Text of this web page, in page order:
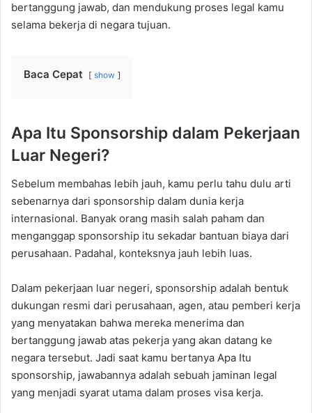
bertanggung jawab, dan mendukung proses legal kamu
selama bekerja di negara tujuan.
Baca Cepat show
Apa Itu Sponsorship dalam Pekerjaan
Luar Negeri?
Sebelum membahas lebih jauh, kamu perlu tahu dulu arti
sebenarnya dari sponsorship dalam dunia kerja
internasional. Banyak orang masih salah paham dan
menganggap sponsorship itu sekadar bantuan biaya dari
perusahaan. Padahal, konteksnya jauh lebih luas.
Dalam pekerjaan luar negeri, sponsorship adalah bentuk
dukungan resmi dari perusahaan, agen, atau pemberi kerja
yang menyatakan bahwa mereka menerima dan
bertanggung jawab atas pekerja yang akan datang ke
negara tersebut. Jadi saat kamu bertanya Apa Itu
sponsorship, jawabannya adalah sebuah jaminan legal
yang menjadi syarat utama dalam proses visa kerja.